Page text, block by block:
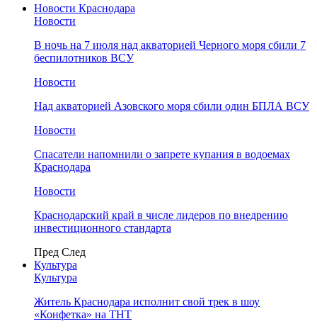
Новости Краснодара
Новости
В ночь на 7 июля над акваторией Черного моря сбили 7
беспилотников ВСУ
Новости
Над акваторией Азовского моря сбили один БПЛА ВСУ
Новости
Спасатели напомнили о запрете купания в водоемах
Краснодара
Новости
Краснодарский край в числе лидеров по внедрению
инвестиционного стандарта
Пред След
Культура
Культура
Житель Краснодара исполнит свой трек в шоу
«Конфетка» на ТНТ